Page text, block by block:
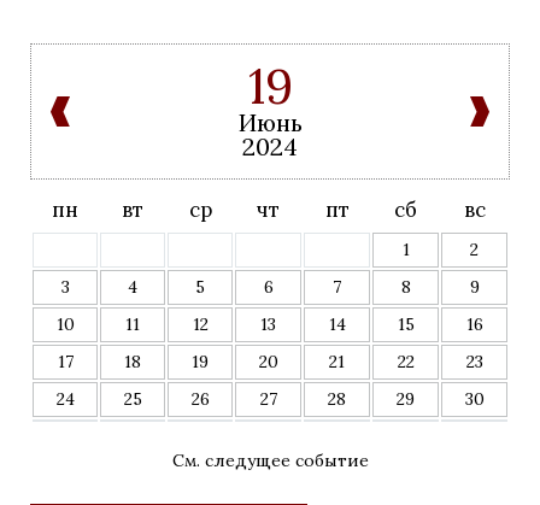
19
Июнь
2024
пн вт ср чт пт сб вс
1
2
3
4 5 6 7 8
9
10
11 12 13 14 15
16
17
18 19 20 21 22
23
24
25 26 27 28 29 30
См. следущее событие